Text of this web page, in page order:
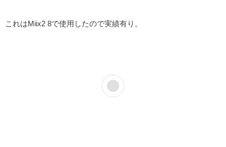
これはMiix2 8で使用したので実績有り。